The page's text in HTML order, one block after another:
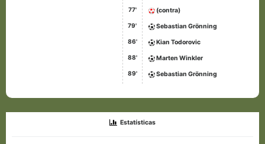
77' (contra)
79' Sebastian Grönning
86' Kian Todorovic
88' Marten Winkler
89' Sebastian Grönning
Estatísticas